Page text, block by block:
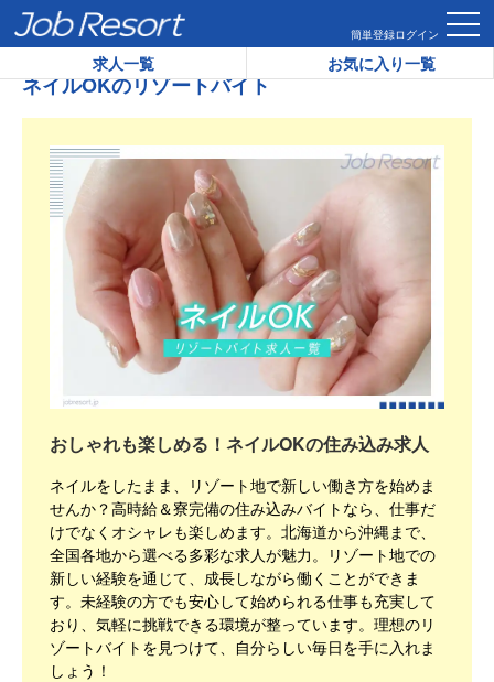
簡単登録ログイン
求人一覧 お気に入り一覧
HOME ネイルOKのリゾートバイト
ネイルOKのリゾートバイト
おしゃれも楽しめる！ネイルOKの住み込み求人
ネイルをしたまま、リゾート地で新しい働き方を始めま
せんか？高時給＆寮完備の住み込みバイトなら、仕事だ
けでなくオシャレも楽しめます。北海道から沖縄まで、
全国各地から選べる多彩な求人が魅力。リゾート地での
新しい経験を通じて、成長しながら働くことができま
す。未経験の方でも安心して始められる仕事も充実して
おり、気軽に挑戦できる環境が整っています。理想のリ
ゾートバイトを見つけて、自分らしい毎日を手に入れま
しょう！